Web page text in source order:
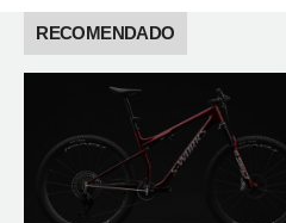
RECOMENDADO